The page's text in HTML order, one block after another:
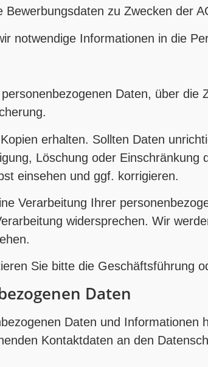
zu Zwecken der
notwendige Informationen in die
Daten, über die
erhalten. Sollten Daten
Löschung oder Einschränkung
einsehen und ggf. korrigieren.
Verarbeitung Ihrer
widersprechen. Wir
Sie bitte die Geschäftsführung
Daten
Daten und Informationen
Kontaktdaten an den